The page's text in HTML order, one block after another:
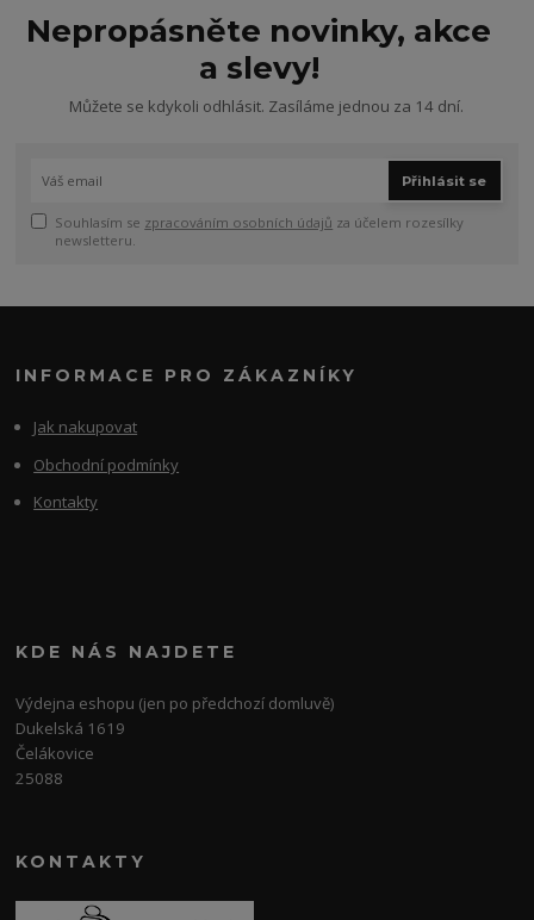
Nepropásněte novinky, akce
a slevy!
Můžete se kdykoli odhlásit. Zasíláme jednou za 14 dní.
Přihlásit se
Souhlasím se zpracováním osobních údajů za účelem rozesílky
newsletteru.
INFORMACE PRO ZÁKAZNÍKY
Jak nakupovat
Obchodní podmínky
Kontakty
KDE NÁS NAJDETE
Výdejna eshopu (jen po předchozí domluvě)
Dukelská 1619
Čelákovice
25088
KONTAKTY